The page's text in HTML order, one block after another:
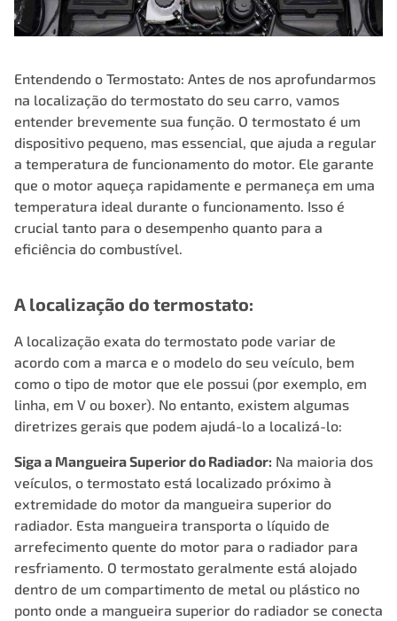
Entendendo o Termostato: Antes de nos aprofundarmos
na localização do termostato do seu carro, vamos
entender brevemente sua função. O termostato é um
dispositivo pequeno, mas essencial, que ajuda a regular
a temperatura de funcionamento do motor. Ele garante
que o motor aqueça rapidamente e permaneça em uma
temperatura ideal durante o funcionamento. Isso é
crucial tanto para o desempenho quanto para a
eficiência do combustível.
A localização do termostato:
A localização exata do termostato pode variar de
acordo com a marca e o modelo do seu veículo, bem
como o tipo de motor que ele possui (por exemplo, em
linha, em V ou boxer). No entanto, existem algumas
diretrizes gerais que podem ajudá-lo a localizá-lo:
Siga a Mangueira Superior do Radiador: Na maioria dos
veículos, o termostato está localizado próximo à
extremidade do motor da mangueira superior do
radiador. Esta mangueira transporta o líquido de
arrefecimento quente do motor para o radiador para
resfriamento. O termostato geralmente está alojado
dentro de um compartimento de metal ou plástico no
ponto onde a mangueira superior do radiador se conecta